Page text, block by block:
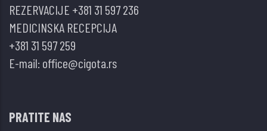
REZERVACIJE +381 31 597 236
MEDICINSKA RECEPCIJA
+381 31 597 259
E-mail: office@cigota.rs
PRATITE NAS